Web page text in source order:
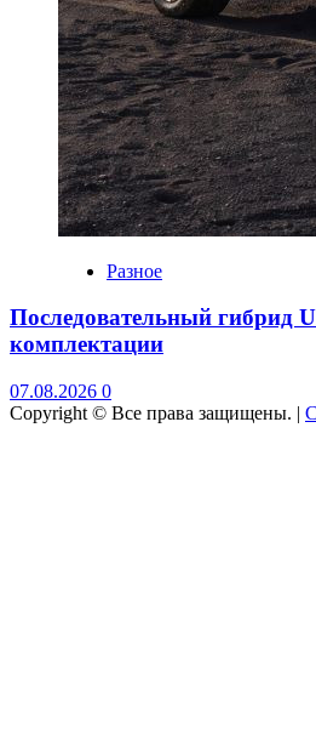
Разное
Последовательный гибрид
комплектации
07.08.2026 0
Copyright © Все права защищены. |